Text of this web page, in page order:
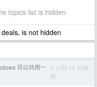
topics list is hidden
is not hidden
可以共用一 2 小时 16 分钟
前